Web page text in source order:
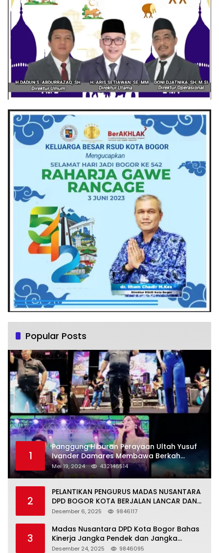
Popular Posts
1
Panggung Hiburan Perayaan Ultah Yusuf
Ivander Damares Membawa Berkah
Warga Kejapanan
Mei 19, 2024 432146514
2
PELANTIKAN PENGURUS MADAS NUSANTARA
DPD BOGOR KOTA BERJALAN LANCAR DAN
KHIDMAT
Desember 6, 2025 9846117
3
Madas Nusantara DPD Kota Bogor Bahas
Kinerja Jangka Pendek dan Jangka
Panjang
Desember 24, 2025 9846095